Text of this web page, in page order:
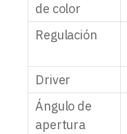
de color
Regulación
Driver
Ángulo de
apertura